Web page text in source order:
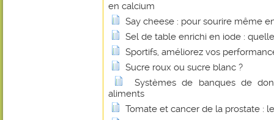
en calcium
Say cheese : pour sourire même
Sel de table enrichi en iode :
Sportifs, améliorez vos
Sucre roux ou sucre blanc ?
Systèmes de banques de
aliments
Tomate et cancer de la prostate :